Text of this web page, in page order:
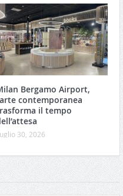
Bergamo Airport,
contemporanea
il tempo
30, 2026